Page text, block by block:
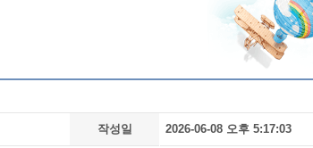
작성일 2026-06-08 오후 5:17:03